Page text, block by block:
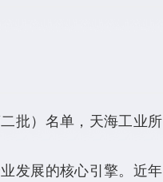
批）名单，天海工业所
发展的核心引擎。近年